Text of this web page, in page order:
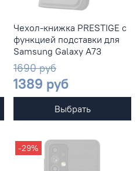
Чехол-книжка PRESTIGE с
функцией подставки для
Samsung Galaxy A73
1690 руб
1389 руб
Выбрать
-29%